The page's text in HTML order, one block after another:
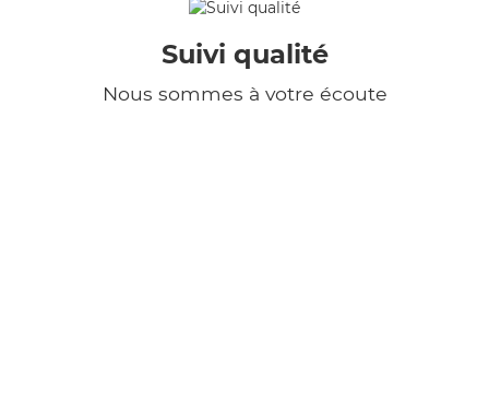
Suivi qualité
Nous sommes à votre écoute